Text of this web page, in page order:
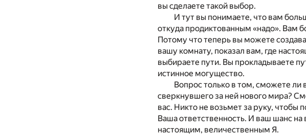
вы сделаете такой выбор.
И тут вы понимаете, что вам
откуда продиктованным «надо». Вам
Потому что теперь вы можете
вашу комнату, показал вам, где
выбираете пути. Вы прокладываете
истинное могущество.
Вопрос только в том, сможете ли
сверкнувшего за ней нового мира?
вас. Никто не возьмет за руку,
Ваша ответственность. И ваш шанс
настоящим, величественным Я.